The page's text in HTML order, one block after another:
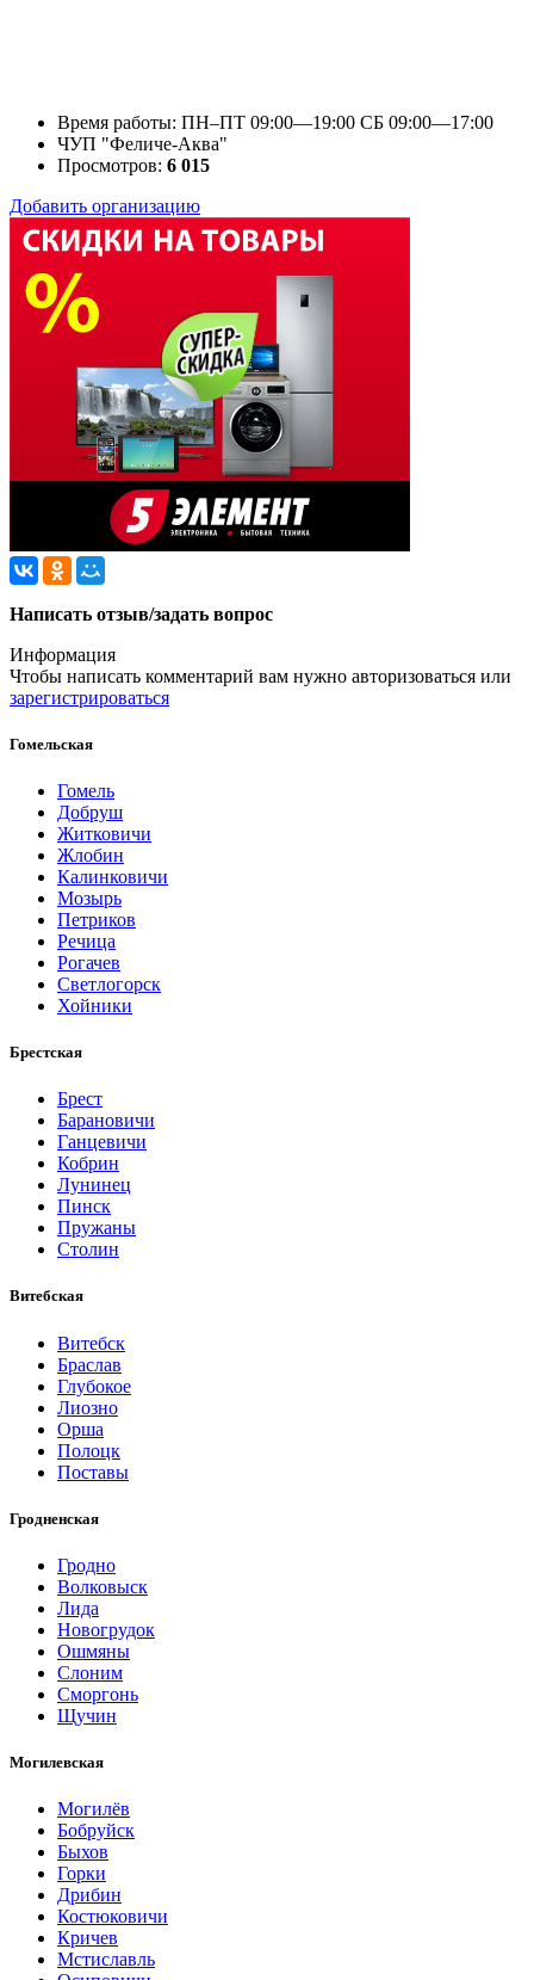
Время работы: ПН–ПТ 09:00—19:00 СБ 09:00—17:00
ЧУП "Феличе-Аква"
Просмотров: 6 015
Добавить организацию
Написать отзыв/задать вопрос
Информация
Чтобы написать комментарий вам нужно авторизоваться или
зарегистрироваться
Гомельская
Гомель
Добруш
Житковичи
Жлобин
Калинковичи
Мозырь
Петриков
Речица
Рогачев
Светлогорск
Хойники
Брестская
Брест
Барановичи
Ганцевичи
Кобрин
Лунинец
Пинск
Пружаны
Столин
Витебская
Витебск
Браслав
Глубокое
Лиозно
Орша
Полоцк
Поставы
Гродненская
Гродно
Волковыск
Лида
Новогрудок
Ошмяны
Слоним
Сморгонь
Щучин
Могилевская
Могилёв
Бобруйск
Быхов
Горки
Дрибин
Костюковичи
Кричев
Мстиславль